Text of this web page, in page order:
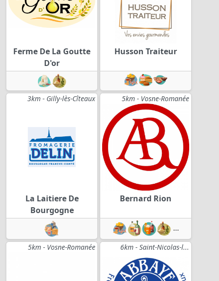
Ferme De La Goutte
D'or
Husson Traiteur
3km - Gilly-lès-Cîteaux
La Laitiere De
Bourgogne
5km - Vosne-Romanée
Bernard Rion
...
5km - Vosne-Romanée 6km - Saint-Nicolas-l...